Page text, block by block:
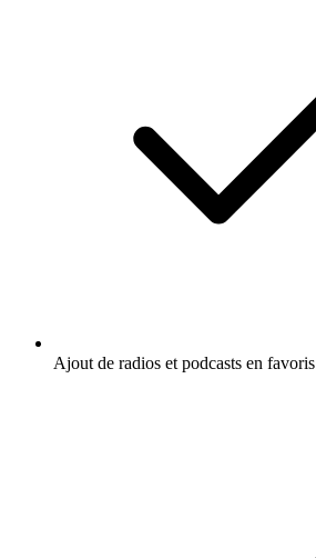
Ajout de radios et podcasts en favoris